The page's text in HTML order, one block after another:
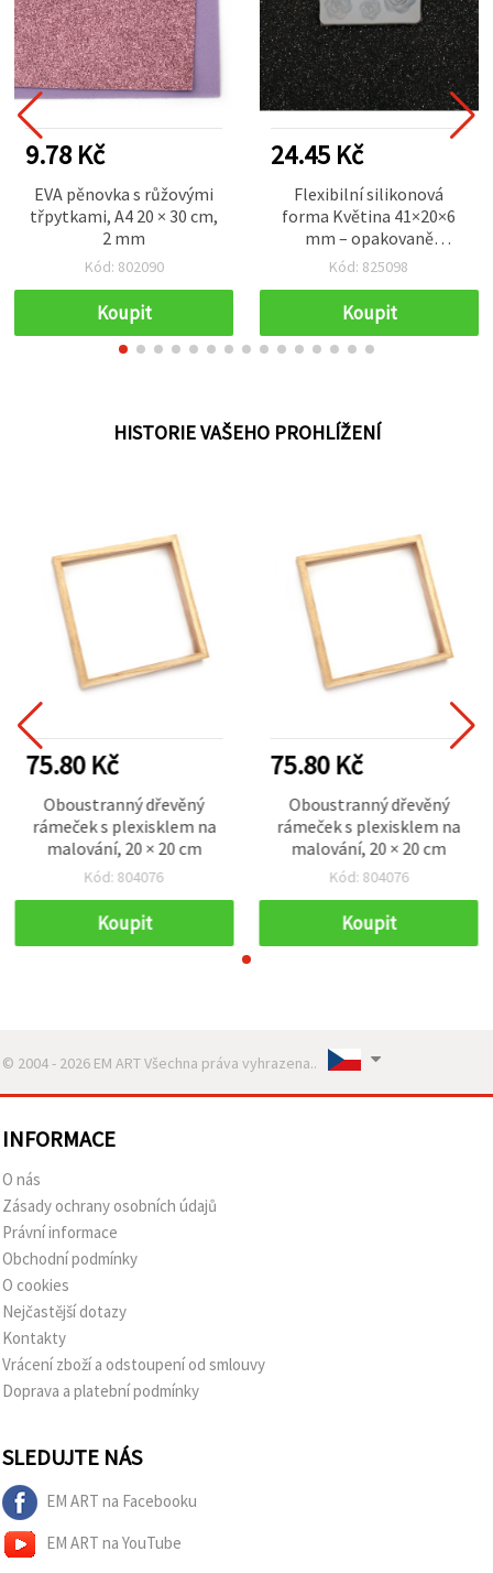
9.78 Kč
EVA pěnovka s růžovými
třpytkami, A4 20 × 30 cm,
2 mm
Kód: 802090
Koupit
24.45 Kč
Flexibilní silikonová
forma Květina 41×20×6
mm – opakovaně
použitelná, pro
a polymerovou hmotu,
DIY výroba šperků a ozdob
Kód: 825098
Koupit
HISTORIE VAŠEHO PROHLÍŽENÍ
75.80 Kč
Oboustranný dřevěný
rámeček s plexisklem na
malování, 20 × 20 cm
Kód: 804076
Koupit
75.80 Kč
Oboustranný dřevěný
rámeček s plexisklem na
malování, 20 × 20 cm
Kód: 804076
Koupit
© 2004 - 2026 EM ART Všechna práva vyhrazena..
INFORMACE
O nás
Zásady ochrany osobních údajů
Právní informace
Obchodní podmínky
O cookies
Nejčastější dotazy
Kontakty
Vrácení zboží a odstoupení od smlouvy
Doprava a platební podmínky
SLEDUJTE NÁS
EM ART na Facebooku
EM ART na YouTube